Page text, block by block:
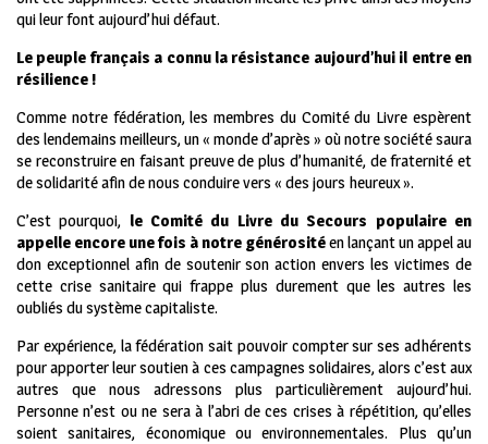
qui leur font aujourd’hui défaut.
Le peuple français a connu la résistance aujourd’hui il entre en
résilience !
Comme notre fédération, les membres du Comité du Livre espèrent
des lendemains meilleurs, un « monde d’après » où notre société saura
se reconstruire en faisant preuve de plus d’humanité, de fraternité et
de solidarité afin de nous conduire vers « des jours heureux ».
C’est pourquoi, le Comité du Livre du Secours populaire en
appelle encore une fois à notre générositéen lançant un appel au
don exceptionnel afin de soutenir son action envers les victimes de
cette crise sanitaire qui frappe plus durement que les autres les
oubliés du système capitaliste.
Par expérience, la fédération sait pouvoir compter sur ses adhérents
pour apporter leur soutien à ces campagnes solidaires, alors c’est aux
autres que nous adressons plus particulièrement aujourd’hui.
Personne n’est ou ne sera à l’abri de ces crises à répétition, qu’elles
soient sanitaires, économique ou environnementales. Plus qu’un